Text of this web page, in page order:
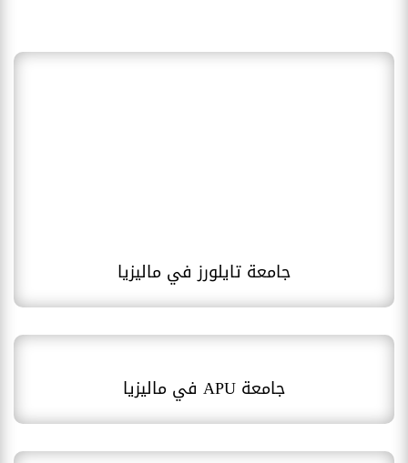
جامعة تايلورز في ماليزيا
جامعة APU في ماليزيا